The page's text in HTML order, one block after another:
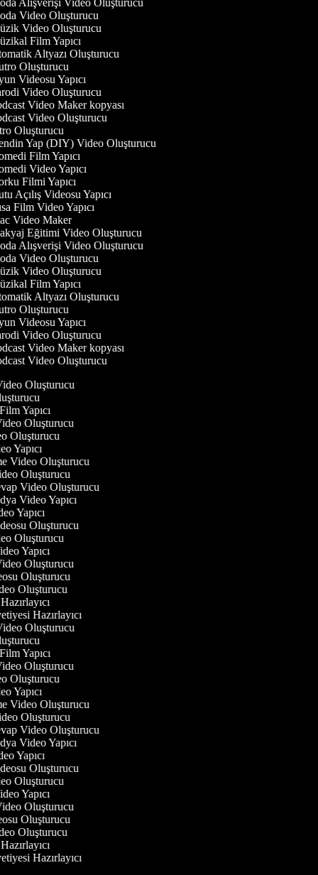
Alışverişi Video Oluşturucu
Video Oluşturucu
Video Oluşturucu
Film Yapıcı
Altyazı Oluşturucu
Oluşturucu
Videosu Yapıcı
Video Oluşturucu
Video Maker kopyası
Video Oluşturucu
Oluşturucu
Yap (DIY) Video Oluşturucu
Film Yapıcı
Video Yapıcı
Filmi Yapıcı
Açılış Videosu Yapıcı
Film Video Yapıcı
Video Maker
Eğitimi Video Oluşturucu
Alışverişi Video Oluşturucu
Video Oluşturucu
Video Oluşturucu
Film Yapıcı
Altyazı Oluşturucu
Oluşturucu
Videosu Yapıcı
Video Oluşturucu
Video Maker kopyası
Video Oluşturucu
Oluşturucu
Yapıcı
Oluşturucu
Oluşturucu
Yapıcı
Video Oluşturucu
Oluşturucu
Video Oluşturucu
Video Yapıcı
Yapıcı
Oluşturucu
Oluşturucu
Yapıcı
Oluşturucu
Oluşturucu
Oluşturucu
Hazırlayıcı
Oluşturucu
Yapıcı
Oluşturucu
Oluşturucu
Yapıcı
Video Oluşturucu
Oluşturucu
Video Oluşturucu
Video Yapıcı
Yapıcı
Oluşturucu
Oluşturucu
Yapıcı
Oluşturucu
Oluşturucu
Oluşturucu
Hazırlayıcı